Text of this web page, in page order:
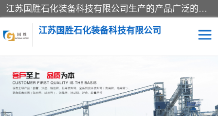
江苏国胜石化装备科技有限公司生产的产品广泛的应用于石油、石化等行业中，产品种类齐全，其中包括装卸鹤管、汽车鹤管、火车鹤管、装车鹤管、卸车鹤管、上装鹤管、下装鹤管、lng鹤管、发油鹤管、液氨鹤管、液化气鹤管等，我们生产的产品质量上乘，价格实惠，服务好，买鹤管就到国胜石化装备！
江苏国胜石化装备科技有限公司
输油臂 鹤管活动梯